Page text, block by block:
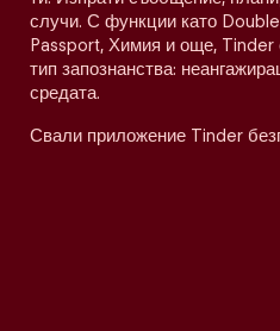
случи. С функции като
Passport, Химия и още, Tinder
тип запознанства:
средата.
Свали приложение Tinder